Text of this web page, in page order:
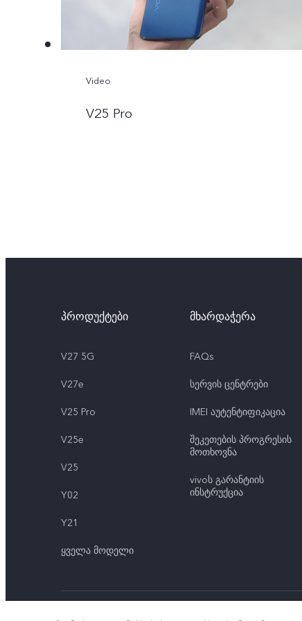
Video
V25 Pro
პროდუქტები
V27 5G
V27e
V25 Pro
V25e
V25
Y02
Y21
ყველა მოდელი
მხარდაჭერა
FAQs
სერვის ცენტრები
IMEI აუტენტიფიკაცია
შეკეთების პროგრესის
მოთხოვნა
vivoს გარანტიის
ინსტრუქცია